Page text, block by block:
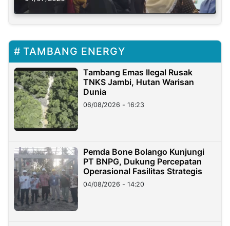
TAMBANG ENERGY
Tambang Emas Ilegal Rusak
TNKS Jambi, Hutan Warisan
Dunia
06/08/2026 - 16:23
Pemda Bone Bolango Kunjungi
PT BNPG, Dukung Percepatan
Operasional Fasilitas Strategis
04/08/2026 - 14:20